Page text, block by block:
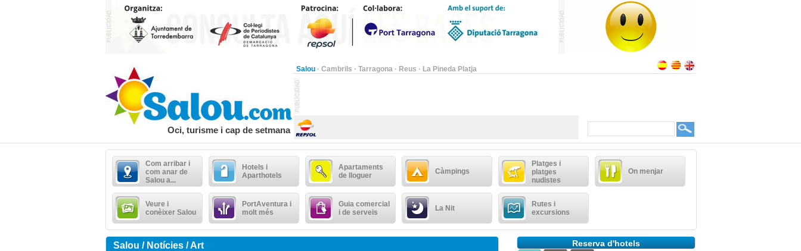
Salou · Cambrils · Tarragona · Reus · La Pineda Platja
Oci, turisme i cap de setmana
Com arribar i
com anar de
Salou a...
Hotels i
Aparthotels
Apartaments
de lloguer
Càmpings
Platges i
platges
nudistes
On menjar
Veure i
conèixer Salou
PortAventura i
molt més
Guia comercial
i de serveis
La Nit
Rutes i
excursions
Salou / Notícies / Art Reserva d'hotels